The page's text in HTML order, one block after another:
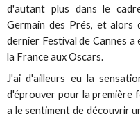
d'autant plus dans le
Germain des Prés, et alors
dernier Festival de Cannes
la France aux Oscars.
J'ai d'ailleurs eu la
d'éprouver pour la première
a le sentiment de découvrir